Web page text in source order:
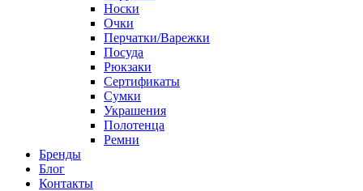
Носки
Очки
Перчатки/Варежки
Посуда
Рюкзаки
Сертификаты
Сумки
Украшения
Полотенца
Ремни
Бренды
Блог
Контакты